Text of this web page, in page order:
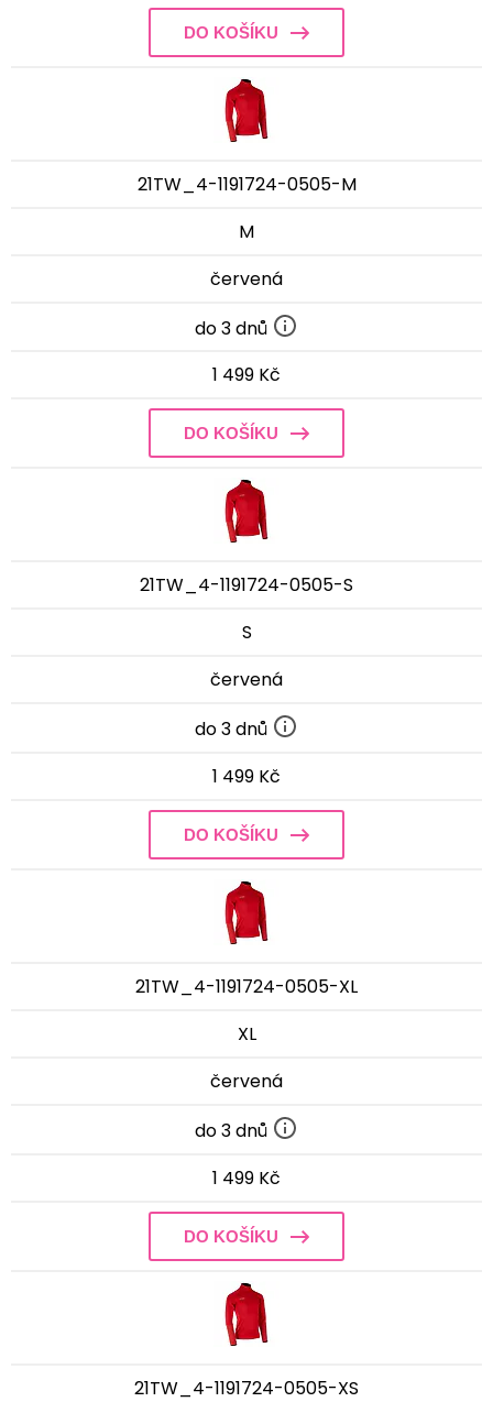
DO KOŠÍKU
21TW_4-1191724-0505-M
M
červená
do 3 dnů
1 499 Kč
DO KOŠÍKU
21TW_4-1191724-0505-S
S
červená
do 3 dnů
1 499 Kč
DO KOŠÍKU
21TW_4-1191724-0505-XL
XL
červená
do 3 dnů
1 499 Kč
DO KOŠÍKU
21TW_4-1191724-0505-XS